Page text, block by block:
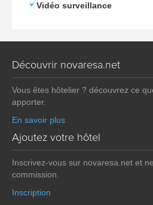
Vidéo surveillance
Découvrir novaresa.net
Vous êtes hôtelier ? découvrez ce
apporter.
En savoir plus
Ajoutez votre hôtel
Inscrivez-vous sur novaresa.net et
commission.
Inscription